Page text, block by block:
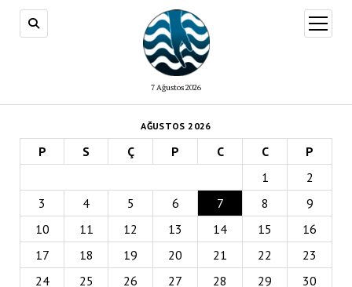
7 Ağustos 2026
aç
AĞUSTOS 2026
P S Ç P C C
P
1
2
3
4 5 6 7 8
9
10
11 12 13 14 15
16
17
18 19 20 21 22
23
24
25 26 27 28 29
30